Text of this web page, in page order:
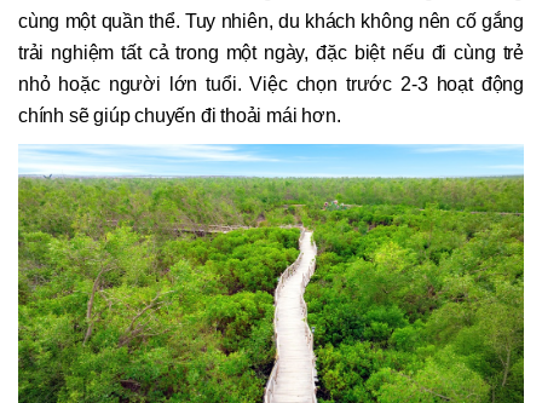
cùng một quần thể. Tuy nhiên, du khách không nên cố gắng
trải nghiệm tất cả trong một ngày, đặc biệt nếu đi cùng trẻ
nhỏ hoặc người lớn tuổi. Việc chọn trước 2-3 hoạt động
chính sẽ giúp chuyến đi thoải mái hơn.